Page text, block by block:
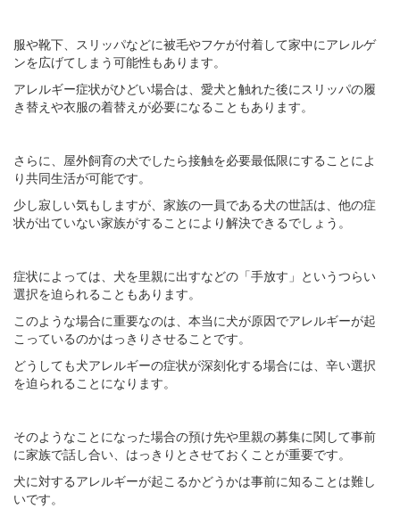
服や靴下、スリッパなどに被毛やフケが付着して家中にアレルゲ
ンを広げてしまう可能性もあります。
アレルギー症状がひどい場合は、愛犬と触れた後にスリッパの履
き替えや衣服の着替えが必要になることもあります。
さらに、屋外飼育の犬でしたら接触を必要最低限にすることによ
り共同生活が可能です。
少し寂しい気もしますが、家族の一員である犬の世話は、他の症
状が出ていない家族がすることにより解決できるでしょう。
症状によっては、犬を里親に出すなどの「手放す」というつらい
選択を迫られることもあります。
このような場合に重要なのは、本当に犬が原因でアレルギーが起
こっているのかはっきりさせることです。
どうしても犬アレルギーの症状が深刻化する場合には、辛い選択
を迫られることになります。
そのようなことになった場合の預け先や里親の募集に関して事前
に家族で話し合い、はっきりとさせておくことが重要です。
犬に対するアレルギーが起こるかどうかは事前に知ることは難し
いです。